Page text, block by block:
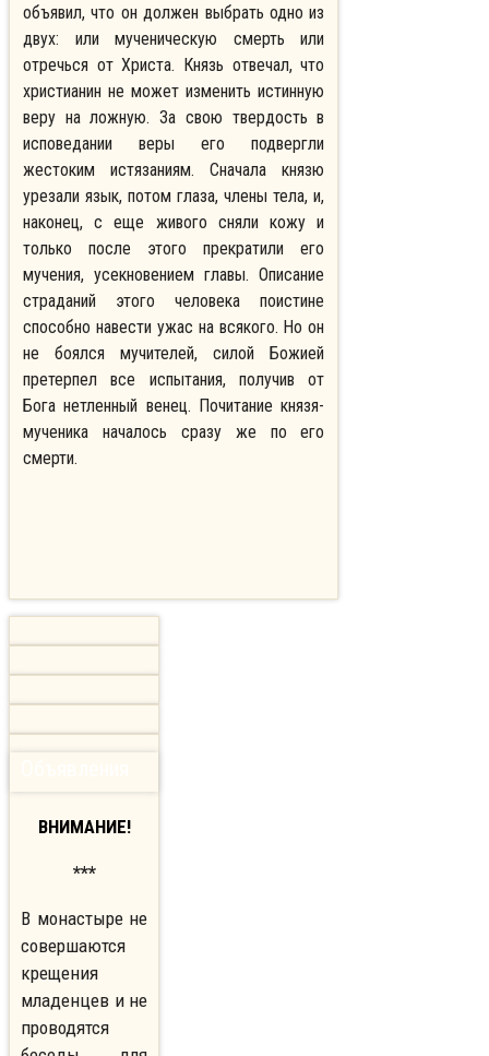
объявил, что он должен выбрать одно из
двух: или мученическую смерть или
отречься от Христа. Князь отвечал, что
христианин не может изменить истинную
веру на ложную. За свою твердость в
исповедании веры его подвергли
жестоким истязаниям. Сначала князю
урезали язык, потом глаза, члены тела, и,
наконец, с еще живого сняли кожу и
только после этого прекратили его
мучения, усекновением главы. Описание
страданий этого человека поистине
способно навести ужас на всякого. Но он
не боялся мучителей, силой Божией
претерпел все испытания, получив от
Бога нетленный венец. Почитание князя-
мученика началось сразу же по его
смерти.
ВНИМАНИЕ!
***
В монастыре не
совершаются
крещения
младенцев и не
проводятся